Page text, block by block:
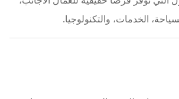
الخدمات، والتكنولوجيا.